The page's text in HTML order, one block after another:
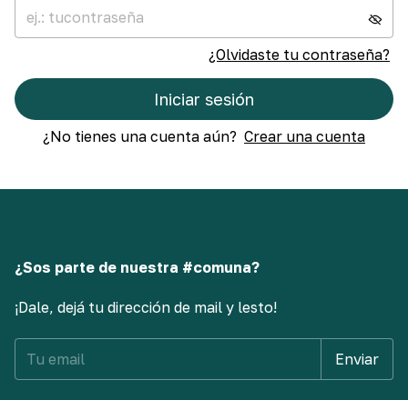
¿Olvidaste tu contraseña?
Iniciar sesión
¿No tienes una cuenta aún? Crear una cuenta
¿Sos parte de nuestra #comuna?
¡Dale, dejá tu dirección de mail y lesto!